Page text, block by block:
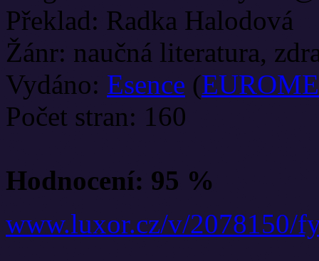
Překlad: Radka Halodová
Žánr: naučná literatura,
Vydáno: Esence (
Počet stran: 160
Hodnocení: 95 %
www.luxor.cz/v/2078150/
Plánujete si sjednat
nenechte se napálit
První pravidlo zní: tady